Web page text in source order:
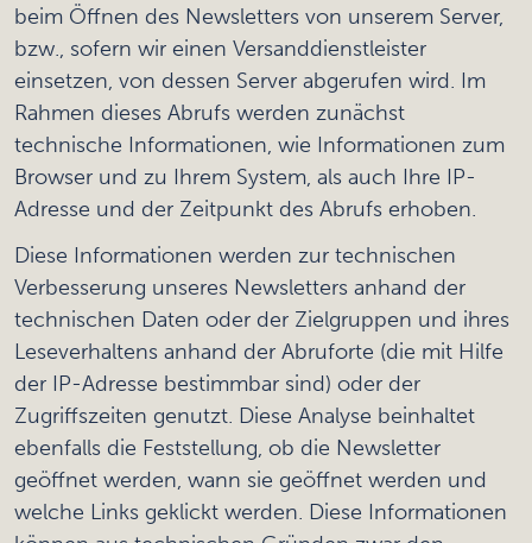
beim Öffnen des Newsletters von unserem Server,
bzw., sofern wir einen Versanddienstleister
einsetzen, von dessen Server abgerufen wird. Im
Rahmen dieses Abrufs werden zunächst
technische Informationen, wie Informationen zum
Browser und zu Ihrem System, als auch Ihre IP-
Adresse und der Zeitpunkt des Abrufs erhoben.
Diese Informationen werden zur technischen
Verbesserung unseres Newsletters anhand der
technischen Daten oder der Zielgruppen und ihres
Leseverhaltens anhand der Abruforte (die mit Hilfe
der IP-Adresse bestimmbar sind) oder der
Zugriffszeiten genutzt. Diese Analyse beinhaltet
ebenfalls die Feststellung, ob die Newsletter
geöffnet werden, wann sie geöffnet werden und
welche Links geklickt werden. Diese Informationen